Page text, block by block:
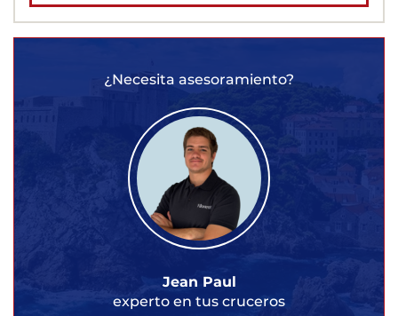
¿Necesita asesoramiento?
Jean Paul
experto en tus cruceros